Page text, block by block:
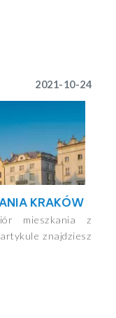
2021-10-24
KRAKÓW
mieszkania z
znajdziesz